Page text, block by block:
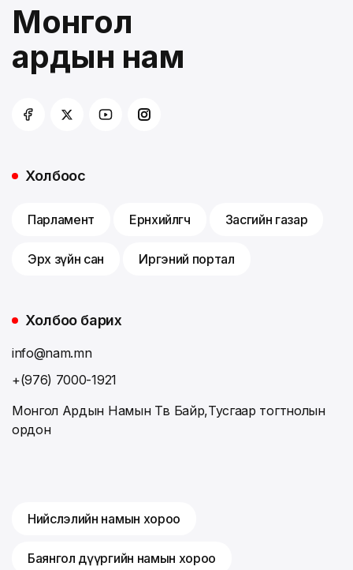
Монгол
ардын нам
Холбоос
Парламент Ерөнхийлөгч Засгийн газар
Эрх зүйн сан Иргэний портал
Холбоо барих
info@nam.mn
+(976) 7000-1921
Монгол Ардын Намын Төв Байр,Тусгаар тогтнолын
ордон
Нийслэлийн намын хороо
Баянгол дүүргийн намын хороо